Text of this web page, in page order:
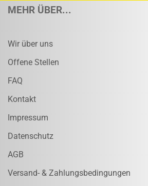
MEHR ÜBER...
Wir über uns
Offene Stellen
FAQ
Kontakt
Impressum
Datenschutz
AGB
Versand- & Zahlungsbedingungen